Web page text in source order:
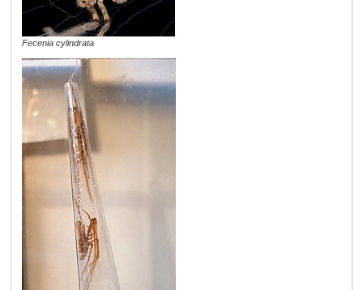
Fecenia cylindrata